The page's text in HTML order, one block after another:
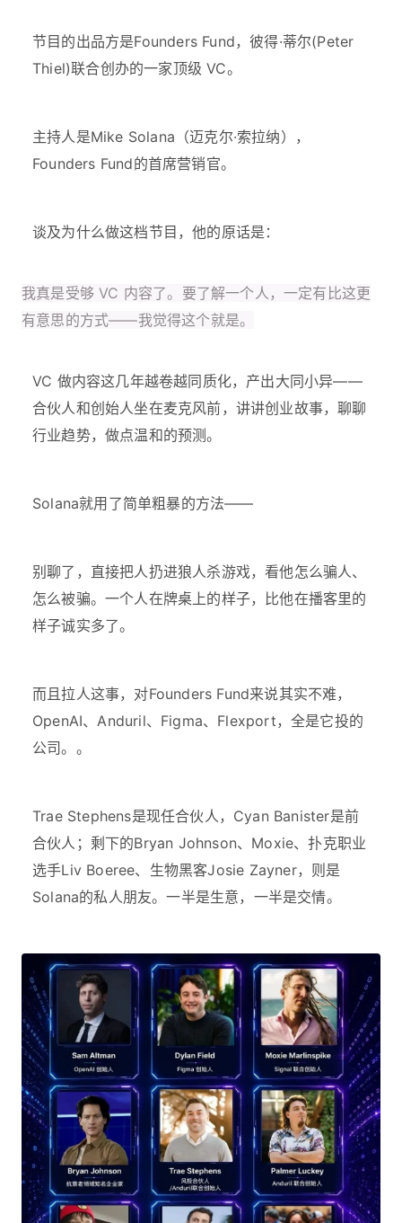
节目的出品方是Founders Fund，彼得·蒂尔(Peter
Thiel)联合创办的一家顶级 VC。
主持人是Mike Solana（迈克尔·索拉纳），
Founders Fund的首席营销官。
谈及为什么做这档节目，他的原话是：
我真是受够 VC 内容了。要了解一个人，一定有比这更
有意思的方式——我觉得这个就是。
VC 做内容这几年越卷越同质化，产出大同小异——
合伙人和创始人坐在麦克风前，讲讲创业故事，聊聊
行业趋势，做点温和的预测。
Solana就用了简单粗暴的方法——
别聊了，直接把人扔进狼人杀游戏，看他怎么骗人、
怎么被骗。一个人在牌桌上的样子，比他在播客里的
样子诚实多了。
而且拉人这事，对Founders Fund来说其实不难，
OpenAI、Anduril、Figma、Flexport，全是它投的
公司。。
Trae Stephens是现任合伙人，Cyan Banister是前
合伙人；剩下的Bryan Johnson、Moxie、扑克职业
选手Liv Boeree、生物黑客Josie Zayner，则是
Solana的私人朋友。一半是生意，一半是交情。